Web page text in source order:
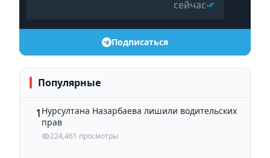
сейчас
Подписаться
Популярные
1 Нурсултана Назарбаева лишили водительских
прав
224,461 просмотры